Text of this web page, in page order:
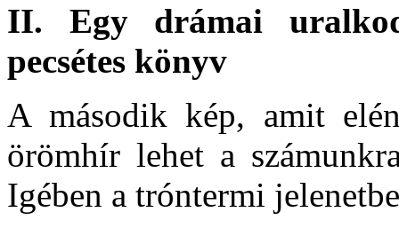
II. Egy drámai
pecsétes könyv
A második kép, amit
örömhír lehet a
Igében a tróntermi